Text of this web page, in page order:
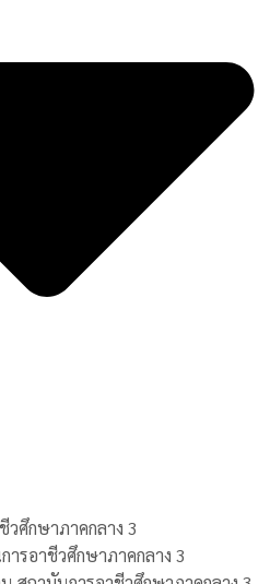
ศึกษาภาคกลาง 3
ารอาชีวศึกษาภาคกลาง 3